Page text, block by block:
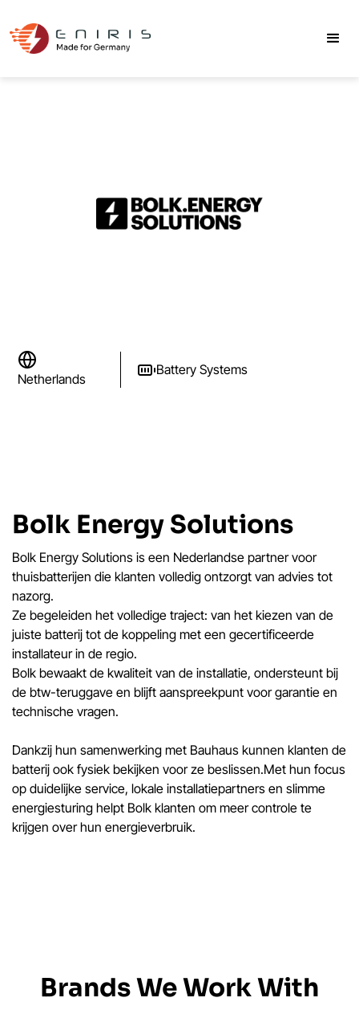
Netherlands
Battery Systems
Bolk Energy Solutions
Bolk Energy Solutions is een Nederlandse partner voor
thuisbatterijen die klanten volledig ontzorgt van advies tot
nazorg.
Ze begeleiden het volledige traject: van het kiezen van de
juiste batterij tot de koppeling met een gecertificeerde
installateur in de regio.
Bolk bewaakt de kwaliteit van de installatie, ondersteunt bij
de btw-teruggave en blijft aanspreekpunt voor garantie en
technische vragen.
Dankzij hun samenwerking met Bauhaus kunnen klanten de
batterij ook fysiek bekijken voor ze beslissen.Met hun focus
op duidelijke service, lokale installatiepartners en slimme
energiesturing helpt Bolk klanten om meer controle te
krijgen over hun energieverbruik.
Brands We Work With